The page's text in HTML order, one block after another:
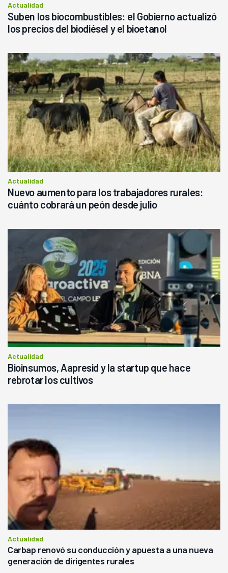
Actualidad
Suben los biocombustibles: el Gobierno actualizó
los precios del biodiésel y el bioetanol
Actualidad
Nuevo aumento para los trabajadores rurales:
cuánto cobrará un peón desde julio
Actualidad
Bioinsumos, Aapresid y la startup que hace
rebrotar los cultivos
Actualidad
Carbap renovó su conducción y apuesta a una nueva
generación de dirigentes rurales